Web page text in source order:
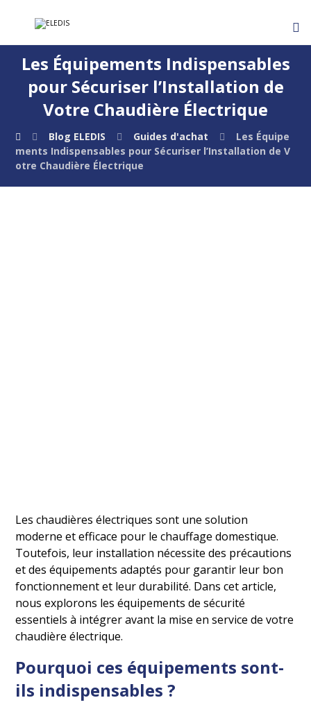
Les Équipements Indispensables
pour Sécuriser l’Installation de
Votre Chaudière Électrique
Blog ELEDIS Guides d'achat
Les Équipe
ments Indispensables pour Sécuriser l’Installation de V
otre Chaudière Électrique
Les chaudières électriques sont une solution
moderne et efficace pour le chauffage domestique.
Toutefois, leur installation nécessite des précautions
et des équipements adaptés pour garantir leur bon
fonctionnement et leur durabilité. Dans cet article,
nous explorons les équipements de sécurité
essentiels à intégrer avant la mise en service de votre
chaudière électrique.
Pourquoi ces équipements sont-
ils indispensables ?